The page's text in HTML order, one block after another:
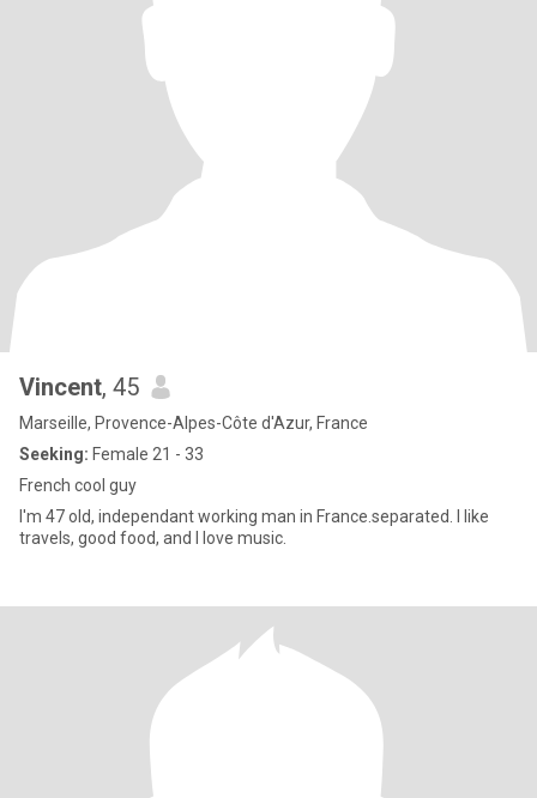
Vincent, 45
Marseille, Provence-Alpes-Côte d'Azur, France
Seeking: Female 21 - 33
French cool guy
I'm 47 old, independant working man in France.separated. I like
travels, good food, and I love music.